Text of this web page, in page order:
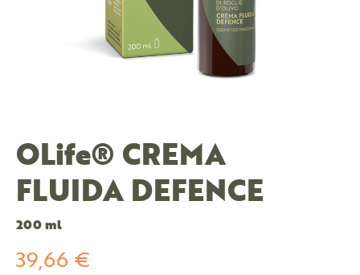
OLife® CREMA
FLUIDA DEFENCE
200 ml
39,66 €